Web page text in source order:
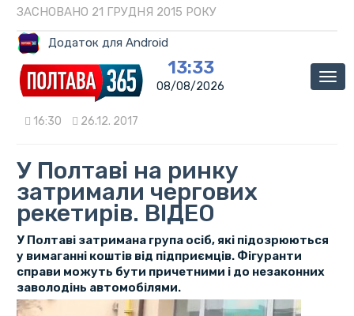
ЗАСНОВАНО 21 ГРУДНЯ 2015 РОКУ
Додаток для Android
13:33
08/08/2026
16:30 26.12. 2017
У Полтаві на ринку
затримали чергових
рекетирів. ВІДЕО
У Полтаві затримана група осіб, які підозрюються
у вимаганні коштів від підприємців. Фігуранти
справи можуть бути причетними і до незаконних
заволодінь автомобілями.